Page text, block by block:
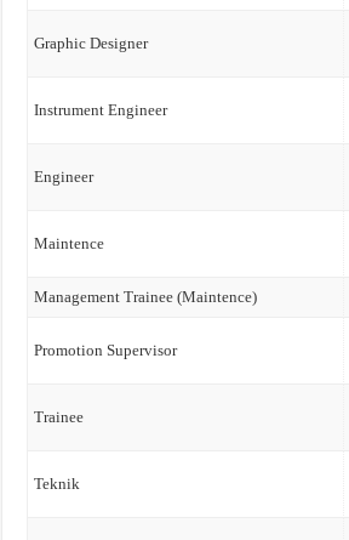
Graphic Designer
Instrument Engineer
Engineer
Maintence
Management Trainee (Maintence)
Promotion Supervisor
Trainee
Teknik